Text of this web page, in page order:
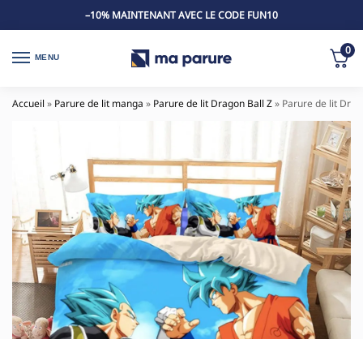
–10% MAINTENANT AVEC LE CODE FUN10
MENU
0
Accueil » Parure de lit manga » Parure de lit Dragon Ball Z» Parure de lit